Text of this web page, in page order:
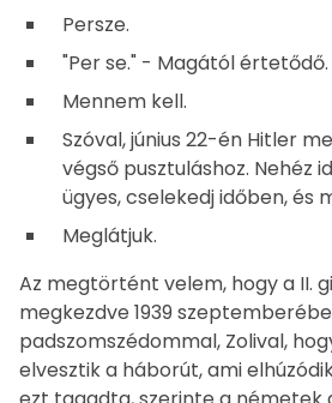
Persze.
"Per se." - Magától
Mennem kell.
Szóval, június 22-én Hitler
végső pusztuláshoz. Nehéz
ügyes, cselekedj időben, és
Meglátjuk.
Az megtörtént velem, hogy a II.
megkezdve 1939
padszomszédommal, Zolival,
elvesztik a háborút, ami